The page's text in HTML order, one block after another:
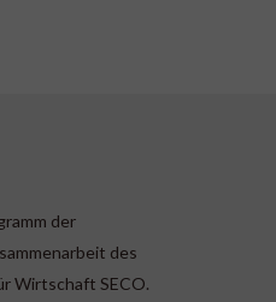
der
des
Wirtschaft SECO.